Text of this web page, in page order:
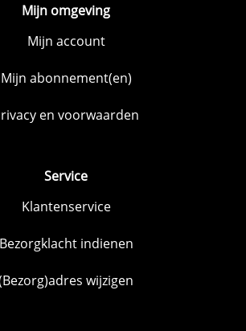
Mijn omgeving
Mijn account
Mijn abonnement(en)
en voorwaarden
Service
Klantenservice
Bezorgklacht indienen
wijzigen